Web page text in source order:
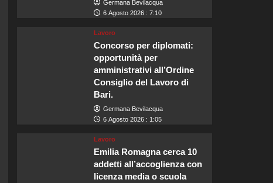
Germana Bevilacqua
6 Agosto 2026 : 7:10
Lavoro
Concorso per diplomati:
opportunità per
amministrativi all’Ordine
Consiglio del Lavoro di
Bari.
Germana Bevilacqua
6 Agosto 2026 : 1:05
Lavoro
Emilia Romagna cerca 10
addetti all’accoglienza con
licenza media o scuola